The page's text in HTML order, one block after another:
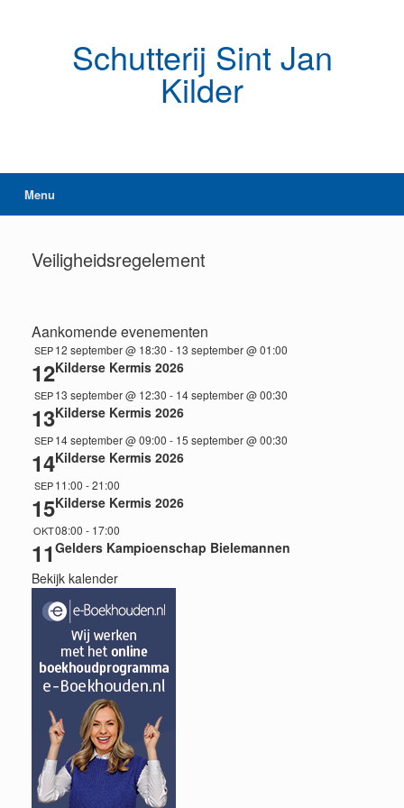
Schutterij Sint Jan
Kilder
Menu
Veiligheidsregelement
Aankomende evenementen
SEP
12
12 september @ 18:30 - 13 september @ 01:00
Kilderse Kermis 2026
SEP
13
13 september @ 12:30 - 14 september @ 00:30
Kilderse Kermis 2026
SEP
14
14 september @ 09:00 - 15 september @ 00:30
Kilderse Kermis 2026
SEP
15
11:00 -21:00
Kilderse Kermis 2026
OKT
11
08:00 - 17:00
Gelders Kampioenschap Bielemannen
Bekijk kalender